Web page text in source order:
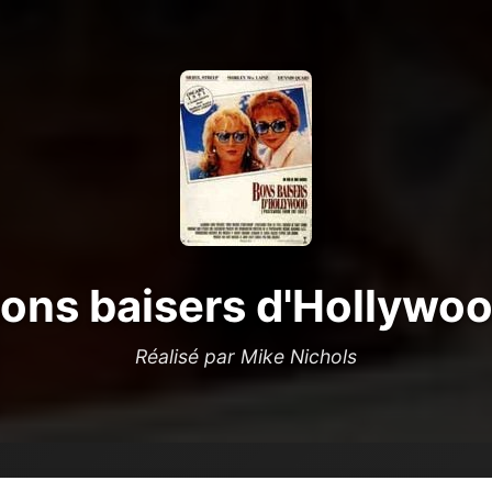
baisers
Réalisé par Mike Nichols